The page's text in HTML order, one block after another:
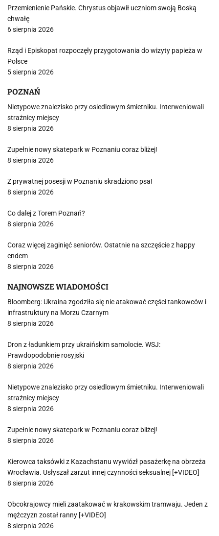
Przemienienie Pańskie. Chrystus objawił uczniom swoją Boską
chwałę
6 sierpnia 2026
Rząd i Episkopat rozpoczęły przygotowania do wizyty papieża w
Polsce
5 sierpnia 2026
POZNAŃ
Nietypowe znalezisko przy osiedlowym śmietniku. Interweniowali
strażnicy miejscy
8 sierpnia 2026
Zupełnie nowy skatepark w Poznaniu coraz bliżej!
8 sierpnia 2026
Z prywatnej posesji w Poznaniu skradziono psa!
8 sierpnia 2026
Co dalej z Torem Poznań?
8 sierpnia 2026
Coraz więcej zaginięć seniorów. Ostatnie na szczęście z happy
endem
8 sierpnia 2026
NAJNOWSZE WIADOMOŚCI
Bloomberg: Ukraina zgodziła się nie atakować części tankowców i
infrastruktury na Morzu Czarnym
8 sierpnia 2026
Dron z ładunkiem przy ukraińskim samolocie. WSJ:
Prawdopodobnie rosyjski
8 sierpnia 2026
Nietypowe znalezisko przy osiedlowym śmietniku. Interweniowali
strażnicy miejscy
8 sierpnia 2026
Zupełnie nowy skatepark w Poznaniu coraz bliżej!
8 sierpnia 2026
Kierowca taksówki z Kazachstanu wywiózł pasażerkę na obrzeża
Wrocławia. Usłyszał zarzut innej czynności seksualnej [+VIDEO]
8 sierpnia 2026
Obcokrajowcy mieli zaatakować w krakowskim tramwaju. Jeden z
mężczyzn został ranny [+VIDEO]
8 sierpnia 2026